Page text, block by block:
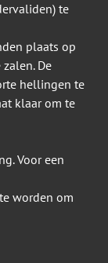
te
plaats op
De
hellingen te
klaar om te
Voor een
worden om